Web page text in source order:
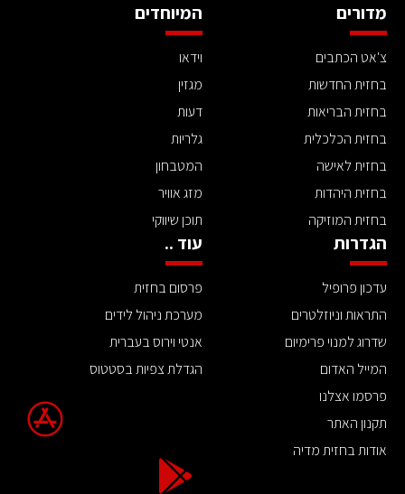
מדורים
צ'אט הכתבים
בחזית החדשות
בחזית הבריאות
בחזית הכלכלית
בחזית לאישה
בחזית היהדות
בחזית המוזיקה
המיוחדים
וידאו
מגזין
דעות
גלריות
המטבחון
מזג אוויר
תוכן שיווקי
הגדרות
עדכון פרופיל
התראות וניוזלטרים
שדרוג למנוי פרימיום
המייל האדום
פרסמו אצלנו
תקנון האתר
אודות בחזית מדיה
עוד ..
פרסום בחזית
מערכת ניהול לידים
אנטי וירוס בעברית
הגדלת צפיות בסטטוס